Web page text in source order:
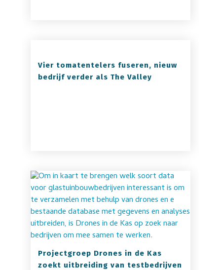
Vier tomatentelers fuseren, nieuw
bedrijf verder als The Valley
Projectgroep Drones in de Kas
zoekt uitbreiding van testbedrijven